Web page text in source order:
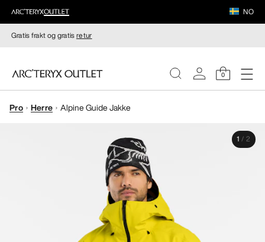
NO
Gratis frakt og gratisretur
0
DAMER
Pro Herre Alpine Guide Jakke
1 / 2